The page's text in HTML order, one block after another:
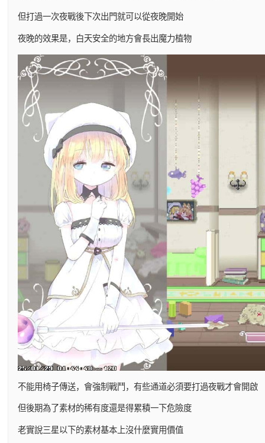
但打過一次夜戰後下次出門就可以從夜晚開始
夜晚的效果是，白天安全的地方會長出魔力植物
不能用椅子傳送，會強制戰鬥，有些通道必須要打過夜戰才會開啟
但後期為了素材的稀有度還是得累積一下危險度
老實說三星以下的素材基本上沒什麼實用價值